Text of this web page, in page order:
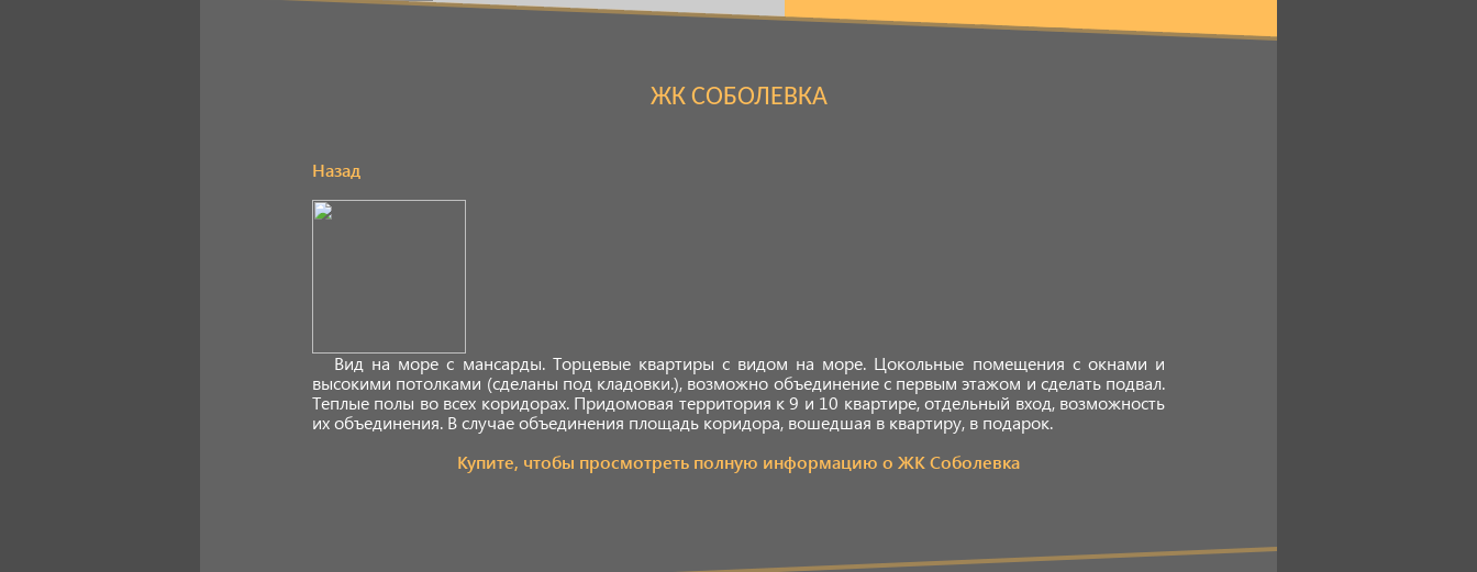
ЖК СОБОЛЕВКА
Назад
Вид на море с мансарды. Торцевые квартиры с видом на море. Цокольные помещения с окнами и
высокими потолками (сделаны под кладовки.), возможно объединение с первым этажом и сделать подвал.
Теплые полы во всех коридорах. Придомовая территория к 9 и 10 квартире, отдельный вход, возможность
их объединения. В случае объединения площадь коридора, вошедшая в квартиру, в подарок.
Купите, чтобы просмотреть полную информацию о ЖК Соболевка